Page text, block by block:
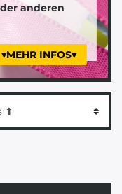
anderen
▾MEHR INFOS▾